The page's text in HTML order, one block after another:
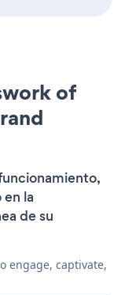
of
la
de su
engage, captivate,